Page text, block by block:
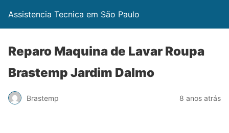
Assistencia Tecnica em São Paulo
Reparo Maquina de Lavar Roupa
Brastemp Jardim Dalmo
Brastemp 8 anos atrás